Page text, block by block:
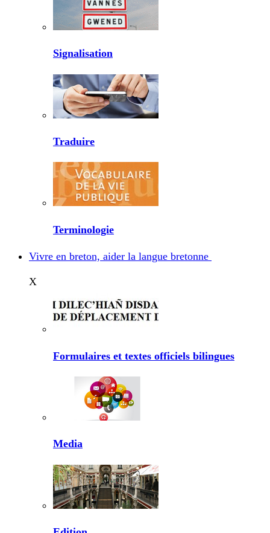
Signalisation
Traduire
Terminologie
Vivre en breton, aider la langue bretonne
X
Formulaires et textes officiels bilingues
Media